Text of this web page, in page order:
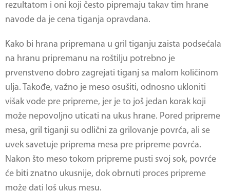
rezultatom i oni koji često pipremaju takav tim hrane
navode da je cena tiganja opravdana.
Kako bi hrana pripremana u gril tiganju zaista podsećala
na hranu pripremanu na roštilju potrebno je
prvenstveno dobro zagrejati tiganj sa malom količinom
ulja. Takođe, važno je meso osušiti, odnosno ukloniti
višak vode pre pripreme, jer je to još jedan korak koji
može nepovoljno uticati na ukus hrane. Pored pripreme
mesa, gril tiganji su odlični za grilovanje povrća, ali se
uvek savetuje priprema mesa pre pripreme povrća.
Nakon što meso tokom pripreme pusti svoj sok, povrće
će biti znatno ukusnije, dok obrnuti proces pripreme
može dati loš ukus mesu.